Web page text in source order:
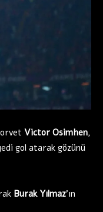
Victor Osimhen,
gol atarak gözünü
Burak Yılmaz’ın